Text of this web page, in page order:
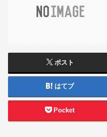
ポスト
はてブ
Pocket